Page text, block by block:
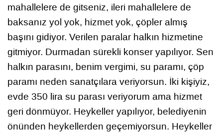
mahallelere de gitseniz, ileri mahallelere de
baksanız yol yok, hizmet yok, çöpler almış
başını gidiyor. Verilen paralar halkın hizmetine
gitmiyor. Durmadan sürekli konser yapılıyor. Sen
halkın parasını, benim vergimi, su paramı, çöp
paramı neden sanatçılara veriyorsun. İki kişiyiz,
evde 350 lira su parası veriyorum ama hizmet
geri dönmüyor. Heykeller yapılıyor, belediyenin
önünden heykellerden geçemiyorsun. Heykeller